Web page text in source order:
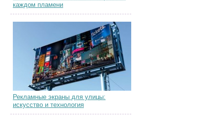
каждом пламени
Рекламные экраны для улицы:
искусство и технология